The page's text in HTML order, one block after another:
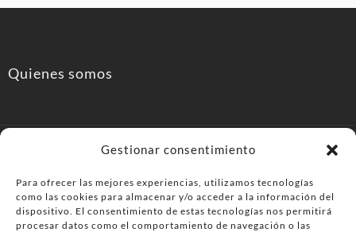
Gestionar consentimiento
Para ofrecer las mejores experiencias, utilizamos tecnologías
como las cookies para almacenar y/o acceder a la información del
dispositivo. El consentimiento de estas tecnologías nos permitirá
procesar datos como el comportamiento de navegación o las
Quienes somos
PonferradaHoy.com